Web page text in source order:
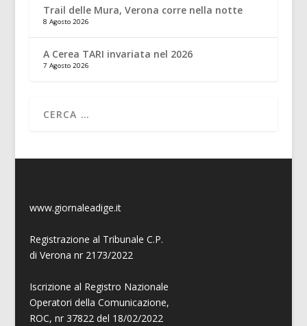
Trail delle Mura, Verona corre nella notte
8 Agosto 2026
A Cerea TARI invariata nel 2026
7 Agosto 2026
www.giornaleadige.it
Registrazione al Tribunale C.P.
di Verona nr 2173/2022
Iscrizione al Registro Nazionale
Operatori della Comunicazione,
ROC, nr 37822 del 18/02/2022